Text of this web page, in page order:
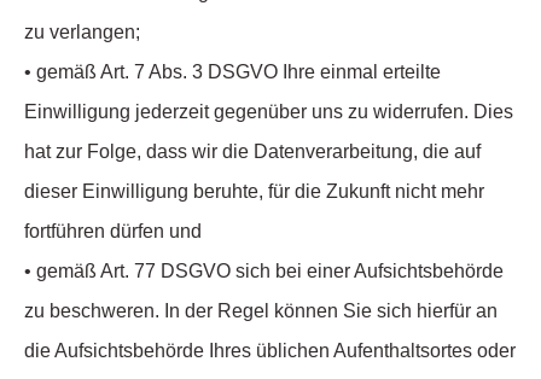
zu verlangen;
• gemäß Art. 7 Abs. 3 DSGVO Ihre einmal erteilte
Einwilligung jederzeit gegenüber uns zu widerrufen. Dies
hat zur Folge, dass wir die Datenverarbeitung, die auf
dieser Einwilligung beruhte, für die Zukunft nicht mehr
fortführen dürfen und
• gemäß Art. 77 DSGVO sich bei einer Aufsichtsbehörde
zu beschweren. In der Regel können Sie sich hierfür an
die Aufsichtsbehörde Ihres üblichen Aufenthaltsortes oder